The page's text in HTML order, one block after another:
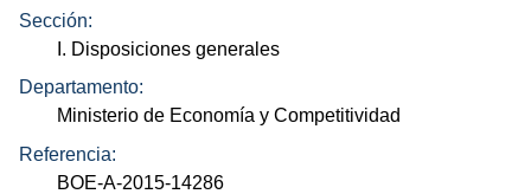
Sección:
I. Disposiciones generales
Departamento:
Ministerio de Economía y Competitividad
Referencia:
BOE-A-2015-14286